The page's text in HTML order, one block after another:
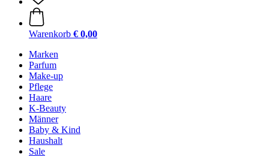
Warenkorb € 0,00
Marken
Parfum
Make-up
Pflege
Haare
K-Beauty
Männer
Baby & Kind
Haushalt
Sale